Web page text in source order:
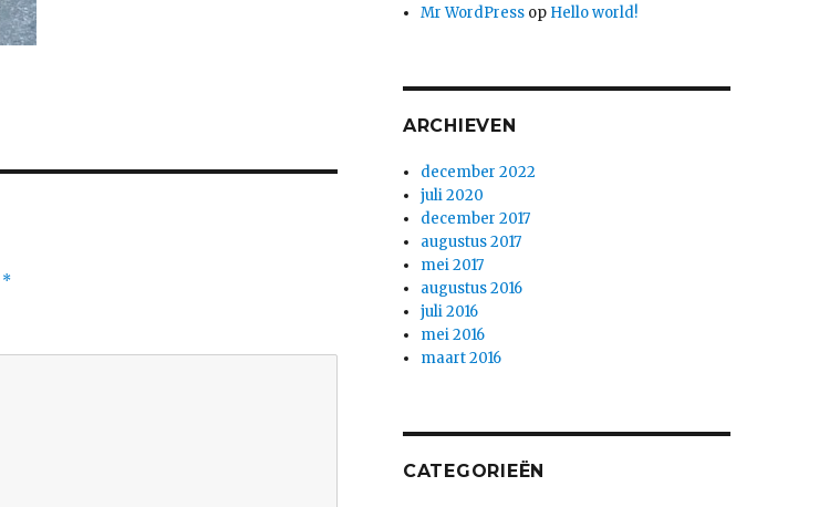
*
Mr WordPress op Hello world!
ARCHIEVEN
december 2022
juli 2020
december 2017
augustus 2017
mei 2017
augustus 2016
juli 2016
mei 2016
maart 2016
CATEGORIEËN